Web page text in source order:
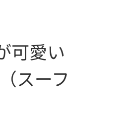
可愛い
スーフ